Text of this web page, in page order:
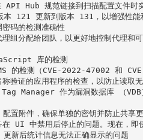
Hub 规范链接到扫描配置文件时
121 更新到版本 131，以增强性能
码的检测准确性
组分配给团队，以更好地控制代理和
库的检测
的检测（CVE-2022-47002 和
称验证的应用程序的检查，以防止读取
Manager 作为漏洞数据库 （VDB
置附件，确保单独的密钥并防止共享
在 UI 中禁用后停止的问题。现在，
后统计信息无法正确显示的问题